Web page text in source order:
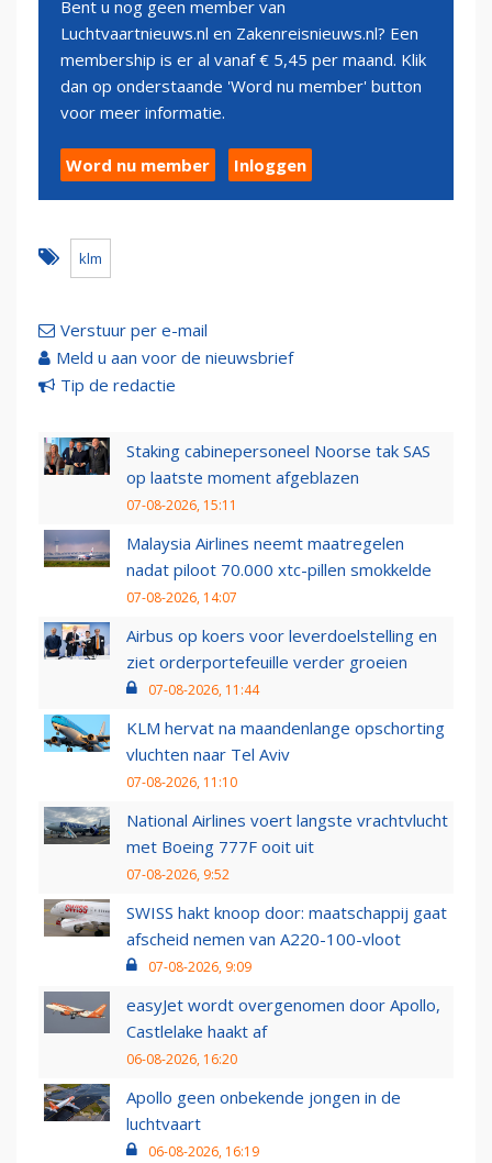
Bent u nog geen member van
Luchtvaartnieuws.nl en Zakenreisnieuws.nl? Een
membership is er al vanaf € 5,45 per maand. Klik
dan op onderstaande 'Word nu member' button
voor meer informatie.
Word nu member Inloggen
klm
Verstuur per e-mail
Meld u aan voor de nieuwsbrief
Tip de redactie
Staking cabinepersoneel Noorse tak SAS
op laatste moment afgeblazen
07-08-2026, 15:11
Malaysia Airlines neemt maatregelen
nadat piloot 70.000 xtc-pillen smokkelde
07-08-2026, 14:07
Airbus op koers voor leverdoelstelling en
ziet orderportefeuille verder groeien
07-08-2026, 11:44
KLM hervat na maandenlange opschorting
vluchten naar Tel Aviv
07-08-2026, 11:10
National Airlines voert langste vrachtvlucht
met Boeing 777F ooit uit
07-08-2026, 9:52
SWISS hakt knoop door: maatschappij gaat
afscheid nemen van A220-100-vloot
07-08-2026, 9:09
easyJet wordt overgenomen door Apollo,
Castlelake haakt af
06-08-2026, 16:20
Apollo geen onbekende jongen in de
luchtvaart
06-08-2026, 16:19